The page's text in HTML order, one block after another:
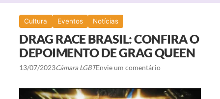
ABRIR
O
MENU
Cultura Eventos Notícias
DRAG RACE BRASIL: CONFIRA O
DEPOIMENTO DE GRAG QUEEN
13/07/2023Câmara LGBTEnvie um comentário